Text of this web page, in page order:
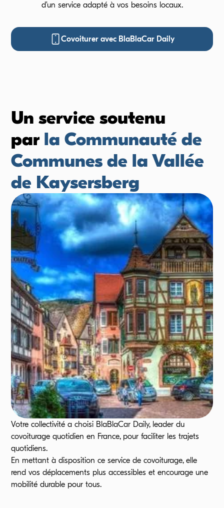
d’un service adapté à vos besoins locaux.
Covoiturer avec BlaBlaCar Daily
Un service soutenu
par la Communauté de
Communes de la Vallée
de Kaysersberg
Votre collectivité a choisi BlaBlaCar Daily, leader du
covoiturage quotidien en France, pour faciliter les trajets
quotidiens.
En mettant à disposition ce service de covoiturage, elle
rend vos déplacements plus accessibles et encourage une
mobilité durable pour tous.